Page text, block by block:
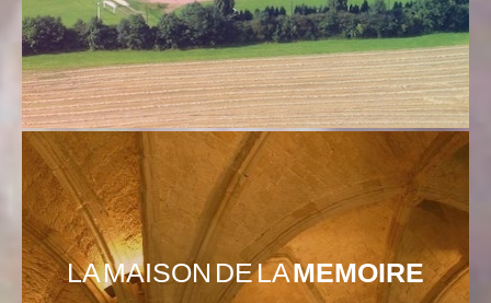
LA MAISON DE LAMEMOIRE